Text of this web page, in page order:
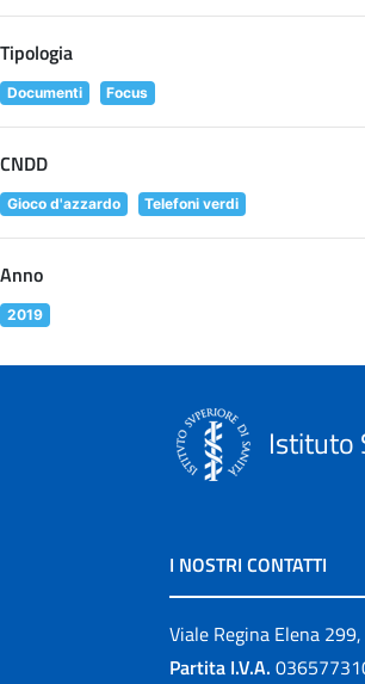
Tipologia
Documenti Focus
CNDD
Gioco d'azzardo Telefoni verdi
Anno
2019
Istituto
I NOSTRI CONTATTI
Viale Regina Elena
Partita I.V.A.